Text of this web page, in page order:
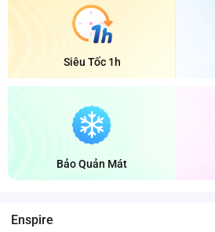
Siêu Tốc 1h
Bảo Quản Mát
Enspire